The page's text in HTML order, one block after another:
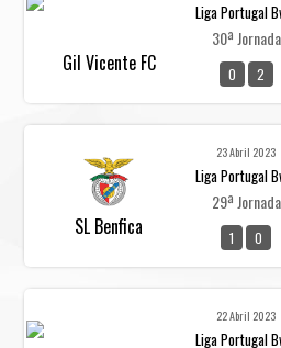
Gil Vicente FC
Liga Portugal
30ª Jornada
0 2
SL Benfica
23 Abril 2023
Liga Portugal
29ª Jornada
1 0
22 Abril 2023
Liga Portugal